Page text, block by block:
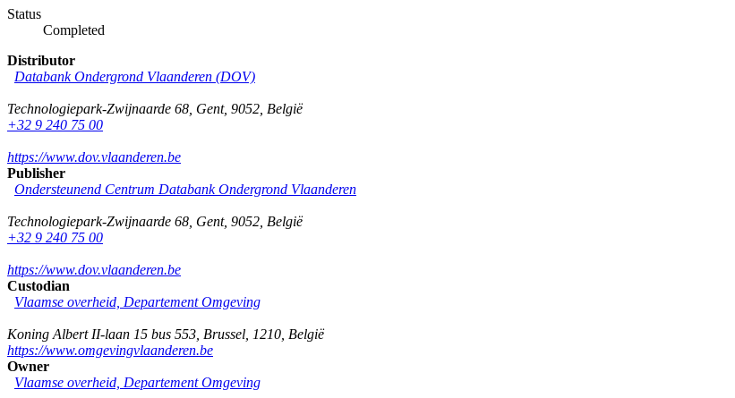
Status
Completed
Distributor
Databank Ondergrond Vlaanderen (DOV)
Technologiepark-Zwijnaarde 68 Gent, 9052 België
+32 9 240 75 00
https://www.dov.vlaanderen.be
Publisher
Ondersteunend Centrum Databank Ondergrond Vlaanderen
Technologiepark-Zwijnaarde 68 Gent, 9052 België
+32 9 240 75 00
https://www.dov.vlaanderen.be
Custodian
Vlaamse overheid, Departement Omgeving
Koning Albert II-laan 15 bus 553 Brussel 1210 België
https://www.omgevingvlaanderen.be
Owner
Vlaamse overheid, Departement Omgeving